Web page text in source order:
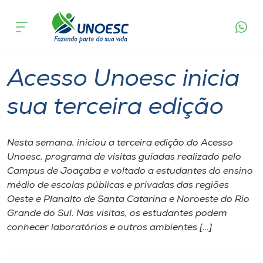
Cursos
Portal de Ensino
A
acontece
Acesso Unoesc inicia
sua terceira edição
Nesta semana, iniciou a terceira edição do Acesso
Unoesc, programa de visitas guiadas realizado pelo
Campus de Joaçaba e voltado a estudantes do ensino
médio de escolas públicas e privadas das regiões
Oeste e Planalto de Santa Catarina e Noroeste do Rio
Grande do Sul. Nas visitas, os estudantes podem
conhecer laboratórios e outros ambientes […]